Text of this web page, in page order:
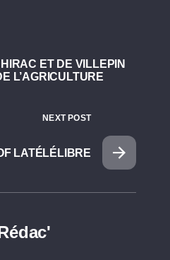
ET DE VILLEPIN
L’AGRICULTURE
NEXT POST
LATÉLÉLIBRE